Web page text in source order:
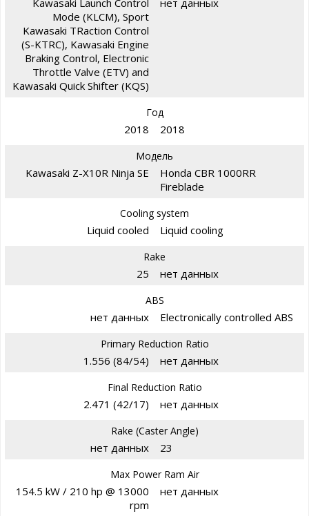
Kawasaki Launch Control
Mode (KLCM), Sport
Kawasaki TRaction Control
(S-KTRC), Kawasaki Engine
Braking Control, Electronic
Throttle Valve (ETV) and
Kawasaki Quick Shifter (KQS)
нет данных
Год
2018 2018
Модель
Kawasaki Z-X10R Ninja SE
Honda CBR 1000RR
Fireblade
Cooling system
Liquid cooled Liquid cooling
Rake
25 нет данных
ABS
нет данных Electronically controlled ABS
Primary Reduction Ratio
1.556 (84/54) нет данных
Final Reduction Ratio
2.471 (42/17) нет данных
Rake (Caster Angle)
нет данных 23
Max Power Ram Air
154.5 kW / 210 hp @ 13000
rpm
нет данных